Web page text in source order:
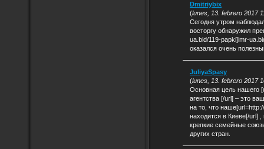
Dmitriybix
(lunes, 13. febrero 2017
Сегодня утром
восторгу обнаружил
ua.bid/119-papki]imr-
оказался очень
JuliyaSpasy
(lunes, 13. febrero 2017
Основная цель нашего
агентства [/url] – это
на то, что
находится в Киеве[/url]
крепкие семейные
других стран.